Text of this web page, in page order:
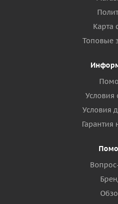
Карта
Топовые
Условия
Условия
Гарантия